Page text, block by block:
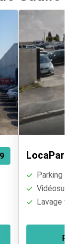
9
Parking
Lavage